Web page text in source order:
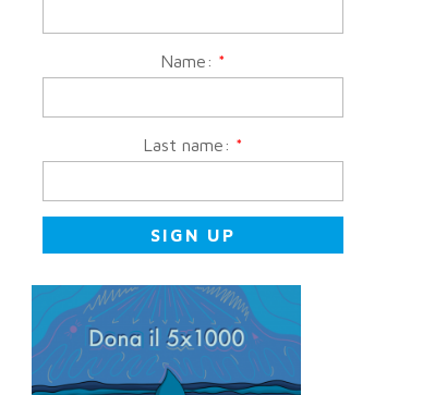
Name: *
Last name: *